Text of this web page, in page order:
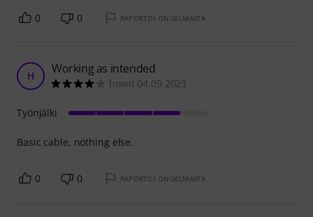
0 0 RAPORTOI ONGELMASTA
H Working as intended
howit 04.09.2023
Basic cable, nothing else.
Työnjälki
0 0 RAPORTOI ONGELMASTA